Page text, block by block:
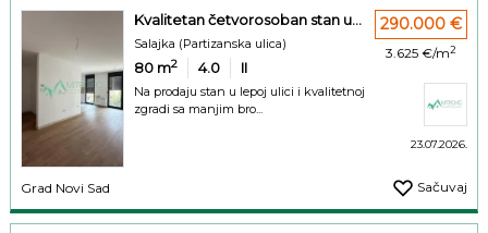
Kvalitetan četvorosoban stan u...
Salajka (Partizanska ulica)
80 m2 4.0 II
Na prodaju stan u lepoj ulici i kvalitetnoj
zgradi sa manjim bro...
290.000 €
3.625 €/m2
23.07.2026.
Grad Novi Sad Sačuvaj